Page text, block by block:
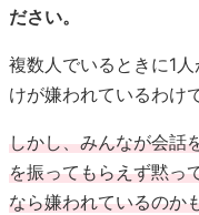
ださい。
複数人でいるときに1
けが嫌われているわけ
しかし、みんなが会話
を振ってもらえず黙っ
なら嫌われているのか